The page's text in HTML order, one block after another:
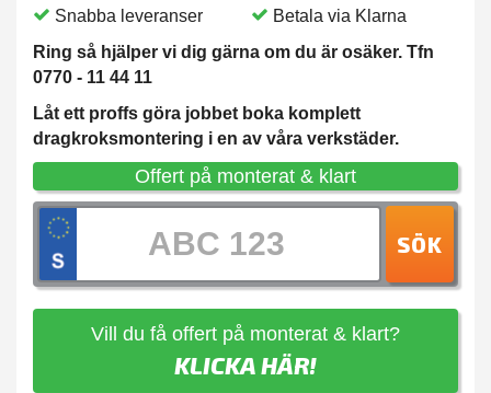
Snabba leveranser
Betala via Klarna
Ring så hjälper vi dig gärna om du är osäker. Tfn
0770 - 11 44 11
Låt ett proffs göra jobbet boka komplett
dragkroksmontering i en av våra verkstäder.
Offert på monterat & klart
SÖK
Vill du få offert på monterat & klart?
KLICKA HÄR!